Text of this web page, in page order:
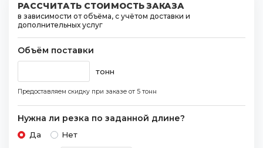
РАССЧИТАТЬ СТОИМОСТЬ ЗАКАЗА
в зависимости от объёма, с учётом доставки и
дополнительных услуг
Объём поставки
тонн
Предоставляем скидку при заказе от 5 тонн
Нужна ли резка по заданной длине?
Да Нет